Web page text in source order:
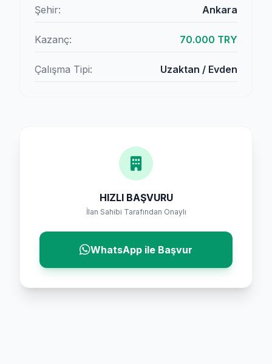
Şehir: Ankara
Kazanç: 70.000 TRY
Çalışma Tipi: Uzaktan / Evden
HIZLI BAŞVURU
İlan Sahibi Tarafından Onaylı
WhatsApp ile Başvur